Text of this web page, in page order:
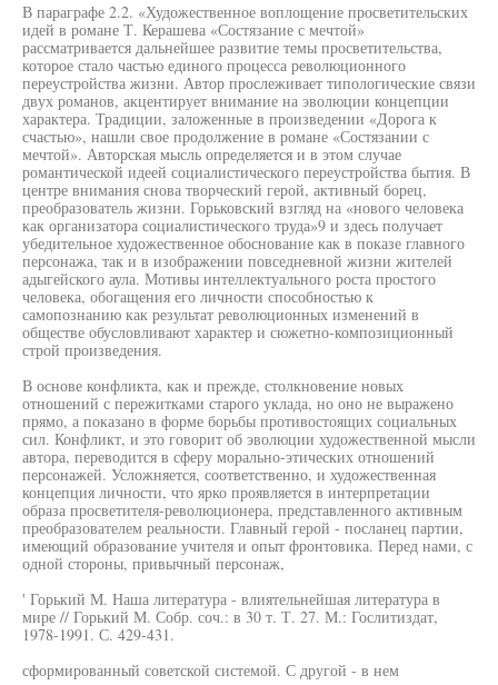
В параграфе 2.2. «Художественное воплощение просветительских
идей в романе Т. Керашева «Состязание с мечтой»
рассматривается дальнейшее развитие темы просветительства,
которое стало частью единого процесса революционного
переустройства жизни. Автор прослеживает типологические связи
двух романов, акцентирует внимание на эволюции концепции
характера. Традиции, заложенные в произведении «Дорога к
счастью», нашли свое продолжение в романе «Состязании с
мечтой». Авторская мысль определяется и в этом случае
романтической идеей социалистического переустройства бытия. В
центре внимания снова творческий герой, активный борец,
преобразователь жизни. Горьковский взгляд на «нового человека
как организатора социалистического труда»9 и здесь получает
убедительное художественное обоснование как в показе главного
персонажа, так и в изображении повседневной жизни жителей
адыгейского аула. Мотивы интеллектуального роста простого
человека, обогащения его личности способностью к
самопознанию как результат революционных изменений в
обществе обусловливают характер и сюжетно-композиционный
строй произведения.
В основе конфликта, как и прежде, столкновение новых
отношений с пережитками старого уклада, но оно не выражено
прямо, а показано в форме борьбы противостоящих социальных
сил. Конфликт, и это говорит об эволюции художественной мысли
автора, переводится в сферу морально-этических отношений
персонажей. Усложняется, соответственно, и художественная
концепция личности, что ярко проявляется в интерпретации
образа просветителя-революционера, представленного активным
преобразователем реальности. Главный герой - посланец партии,
имеющий образование учителя и опыт фронтовика. Перед нами, с
одной стороны, привычный персонаж,
' Горький М. Наша литература - влиятельнейшая литература в
мире // Горький М. Собр. соч.: в 30 т. Т. 27. М.: Гослитиздат,
1978-1991. С. 429-431.
сформированный советской системой. С другой - в нем